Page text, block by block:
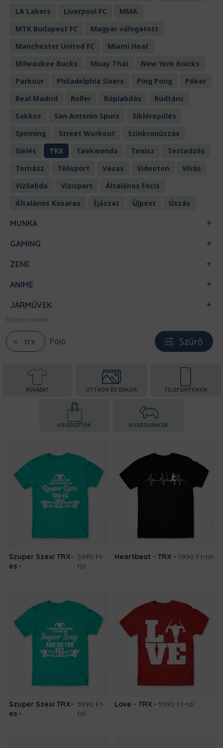
LA Lakers
Liverpool FC
MMA
MTK Budapest FC
Magyar válogatott
Manchester United FC
Miami Heat
Milwaukee Bucks
Muay Thai
New York Knicks
Parkour
Philadelphia Sixers Ping Pong
Póker
Real Madrid
Roller Röplabdás
Rúdtánc
Sakkos
San Antonio Spurs
Siklórepülés
Spinning
Street Workout
Szinkronúszás
Síelés
TRX Taekwondo Tenisz
Testedzés
Tornász
Télisport Vasas Videoton
Vívás
Vízilabda
Vízisport
Általános Focis
Általános Kosaras
Íjászat Újpest Úszás
MUNKA
GAMING
ZENE
ANIME
JÁRMŰVEK
Összes termék
trx Póló Szűrő
RUHÁZAT OTTHON ÉS DEKOR TELEFONTOKOK
KIEGÉSZÍTŐK KISKEDVENCEK
Szuper Szexi TRX-
es
5990 Ft-
tól
Heartbeat - TRX 5990 Ft-tól
Szuper Szexi TRX-
es
5990 Ft-
tól
Love - TRX 5990 Ft-tól